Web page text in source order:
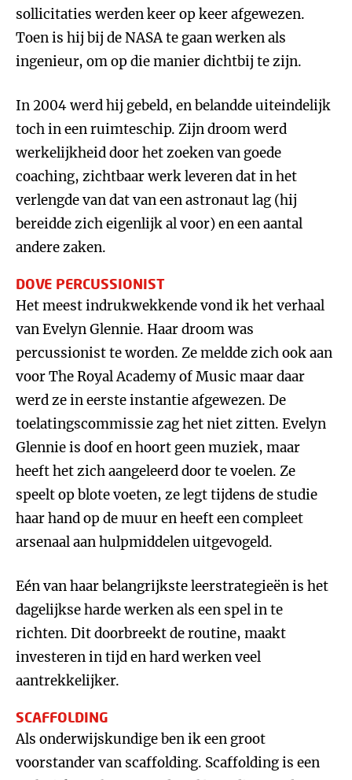
sollicitaties werden keer op keer afgewezen.
Toen is hij bij de NASA te gaan werken als
ingenieur, om op die manier dichtbij te zijn.
In 2004 werd hij gebeld, en belandde uiteindelijk
toch in een ruimteschip. Zijn droom werd
werkelijkheid door het zoeken van goede
coaching, zichtbaar werk leveren dat in het
verlengde van dat van een astronaut lag (hij
bereidde zich eigenlijk al voor) en een aantal
andere zaken.
DOVE PERCUSSIONIST
Het meest indrukwekkende vond ik het verhaal
van Evelyn Glennie. Haar droom was
percussionist te worden. Ze meldde zich ook aan
voor The Royal Academy of Music maar daar
werd ze in eerste instantie afgewezen. De
toelatingscommissie zag het niet zitten. Evelyn
Glennie is doof en hoort geen muziek, maar
heeft het zich aangeleerd door te voelen. Ze
speelt op blote voeten, ze legt tijdens de studie
haar hand op de muur en heeft een compleet
arsenaal aan hulpmiddelen uitgevogeld.
Eén van haar belangrijkste leerstrategieën is het
dagelijkse harde werken als een spel in te
richten. Dit doorbreekt de routine, maakt
investeren in tijd en hard werken veel
aantrekkelijker.
SCAFFOLDING
Als onderwijskundige ben ik een groot
voorstander van scaffolding. Scaffolding is een